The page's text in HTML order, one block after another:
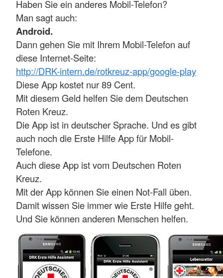
Haben Sie ein anderes Mobil-Telefon?
Man sagt auch:
Android.
Dann gehen Sie mit Ihrem Mobil-Telefon auf
diese Internet-Seite:
http://DRK-intern.de/rotkreuz-app/google-play
Diese App kostet nur 89 Cent.
Mit diesem Geld helfen Sie dem Deutschen
Roten Kreuz.
Die App ist in deutscher Sprache. Und es gibt
auch noch die Erste Hilfe App für Mobil-
Telefone.
Auch diese App ist vom Deutschen Roten
Kreuz.
Mit der App können Sie einen Not-Fall üben.
Damit wissen Sie immer wie Erste Hilfe geht.
Und Sie können anderen Menschen helfen.